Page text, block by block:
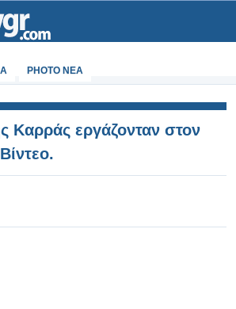
PHOTO NEA
Καρράς εργάζονταν στον